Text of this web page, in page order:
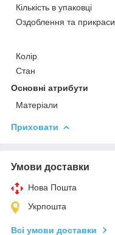
Кількість в упаковці
Оздоблення та прикраси
Колір
Стан
Основні атрибути
Матеріали
Приховати
Умови доставки
Нова Пошта
Укрпошта
Всі умови доставки